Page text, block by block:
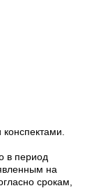
в период
на
срокам,